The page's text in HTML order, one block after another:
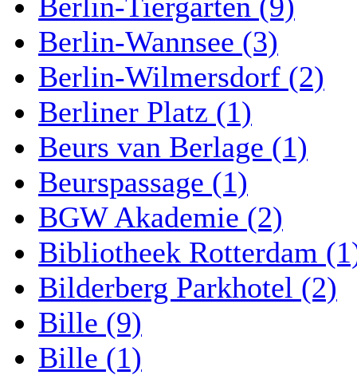
Berlin-Wannsee (3)
Berlin-Wilmersdorf (2)
Berliner Platz (1)
Beurs van Berlage (1)
Beurspassage (1)
BGW Akademie (2)
Bibliotheek Rotterdam
Bilderberg Parkhotel (2)
Bille (9)
Bille (1)